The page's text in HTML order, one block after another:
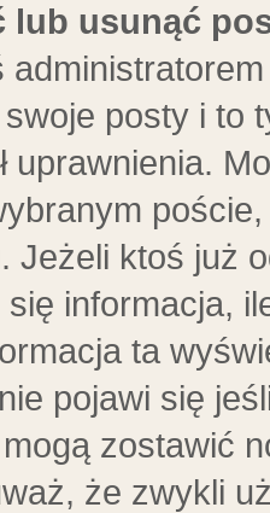
lub usunąć
posty i to
uprawnienia.
Jeżeli ktoś już
informacja,
ta
pojawi się
zostawić
że zwykli